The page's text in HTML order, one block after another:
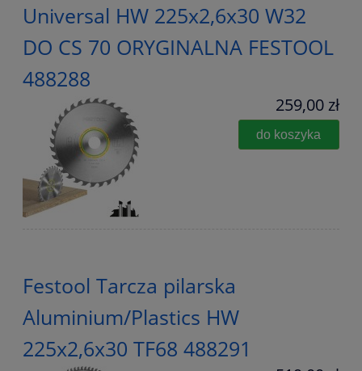
Universal HW 225x2,6x30 W32
DO CS 70 ORYGINALNA FESTOOL
488288
259,00 zł
do koszyka
Festool Tarcza pilarska
Aluminium/Plastics HW
225x2,6x30 TF68 488291